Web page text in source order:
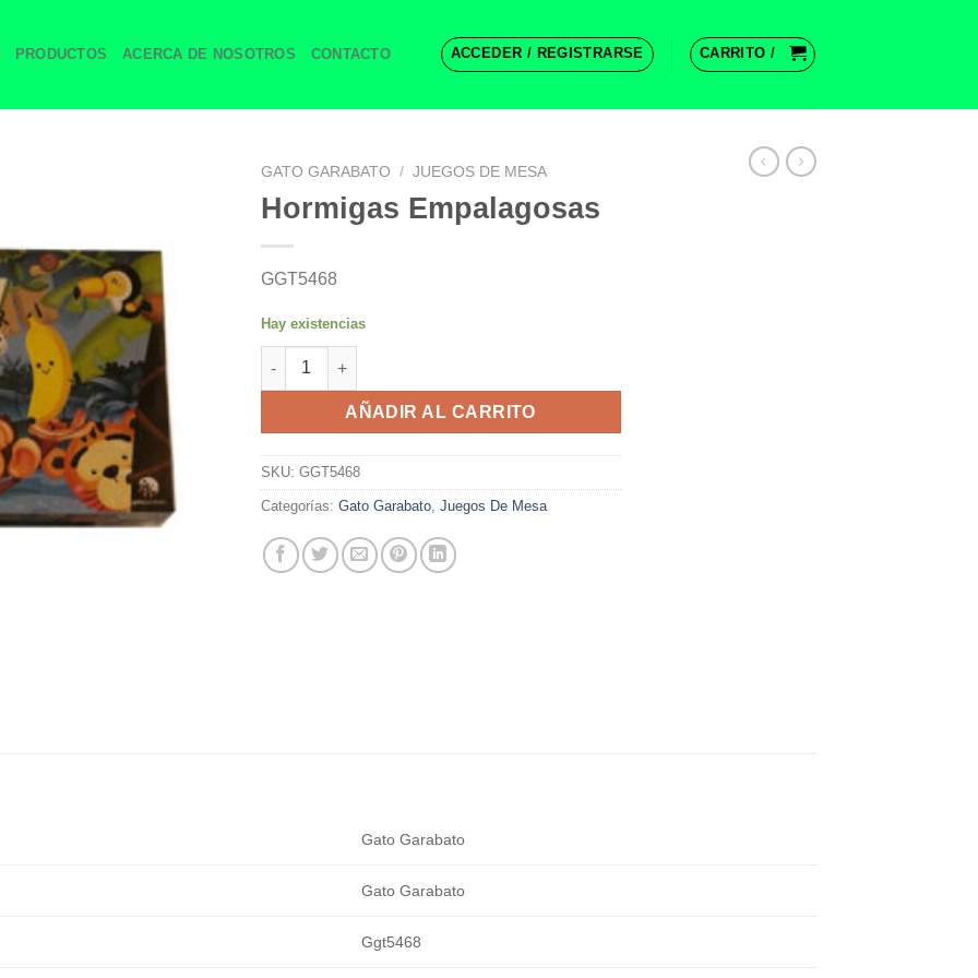
PRODUCTOS ACERCA DE NOSOTROS CONTACTO ACCEDER / REGISTRARSE CARRITO /
GATO GARABATO / JUEGOS DE MESA
Hormigas Empalagosas
GGT5468
Hay existencias
Hormigas Empalagosas cantidad
AÑADIR AL CARRITO
SKU: GGT5468
Categorías: Gato Garabato, Juegos De Mesa
Gato Garabato
Gato Garabato
Ggt5468